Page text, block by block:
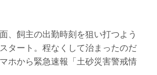
、飼主の出勤時刻を狙い打つよう
タート。程なくして治まったのだ
ホから緊急速報「土砂災害警戒情